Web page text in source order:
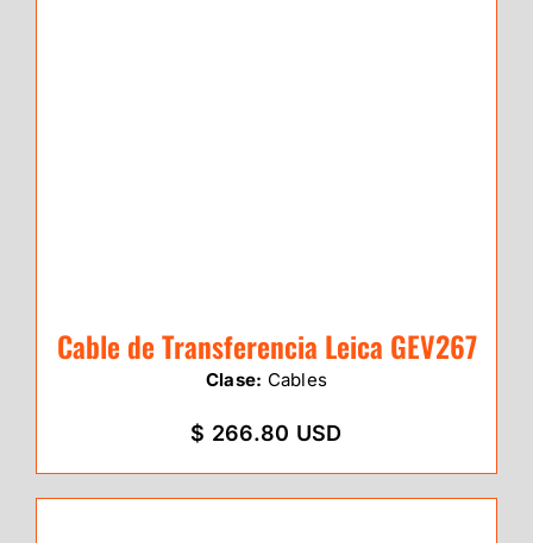
Cable de Transferencia Leica GEV267
Clase: Cables
$ 266.80 USD